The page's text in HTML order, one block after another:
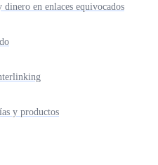
en enlaces equivocados
y productos